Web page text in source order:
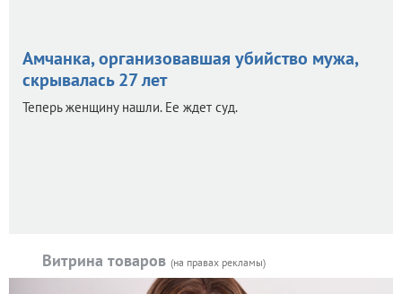
Амчанка, организовавшая убийство мужа,
скрывалась 27 лет
Теперь женщину нашли. Ее ждет суд.
Витрина товаров (на правах рекламы)